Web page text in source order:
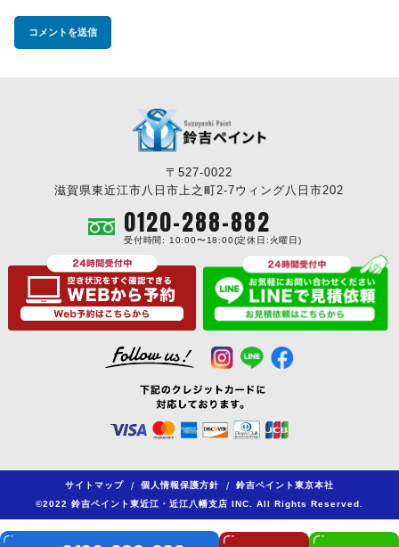
〒527-0022
滋賀県東近江市八日市上之町2-7ウィング八日市202
0120-288-882
受付時間: 10:00〜18:00(定休日:火曜日)
サイトマップ / 個人情報保護方針 /
鈴吉ペイント東京本社
©2022 鈴吉ペイント東近江・近江八幡支店 INC. All Rights Reserved.